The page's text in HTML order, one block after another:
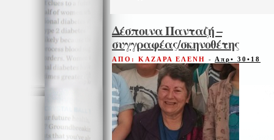
Δέσποινα Πανταζή –
συγγραφέας/σκηνοθέτης
ΑΠΟ: ΚΑΖΑΡΑ ΕΛΕΝΗ - Απρ• 30•18